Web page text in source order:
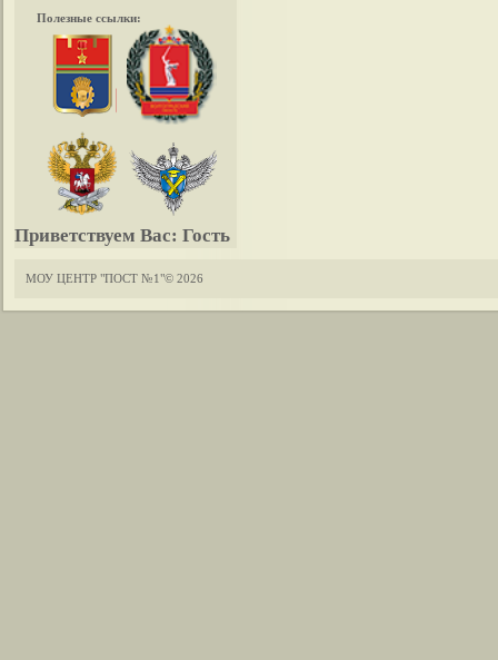
Полезные ссылки:
Приветствуем Вас: Гость
МОУ ЦЕНТР "ПОСТ №1"© 2026